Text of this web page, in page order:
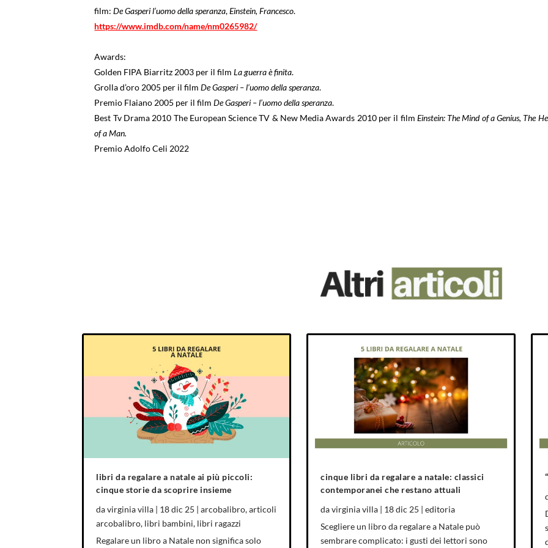
film:De Gasperi l’uomo della speranza,Einstein, Francesco.
https://www.imdb.com/name/nm0265982/
Awards:
Golden FIPA Biarritz 2003 per il filmLa guerra è finita.
Grolla d’oro 2005 per il filmDe Gasperi – l’uomo della speranza.
Premio Flaiano 2005 per il filmDe Gasperi – l’uomo della speranza.
Best Tv Drama 2010 The European Science TV & New Media Awards 2010 per il film Einstein: The Mind of a Genius, The
of a Man.
Premio Adolfo Celi 2022
libri da regalare a natale ai più piccoli:
cinque storie da scoprire insieme
davirginia villa | 18 dic 25 |arcobalibro,articoli
arcobalibro, libri bambini, libri ragazzi
Regalare un libro a Natale non significa solo
cinque libri da regalare a natale: classici
contemporanei che restano attuali
davirginia villa | 18 dic 25 |editoria
Scegliere un libro da regalare a Natale può
sembrare complicato: i gusti dei lettori sono